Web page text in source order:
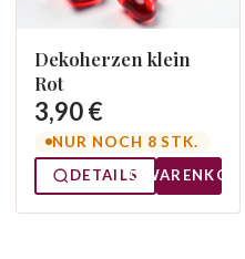
Dekoherzen klein
Rot
3,90 €
NUR NOCH 8 STK.
DETAILS
WARENKORB